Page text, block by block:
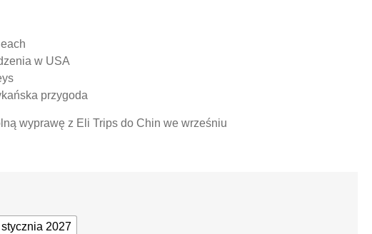
w USA
przygoda
wyprawę z Eli Trips do Chin we wrześniu
2027